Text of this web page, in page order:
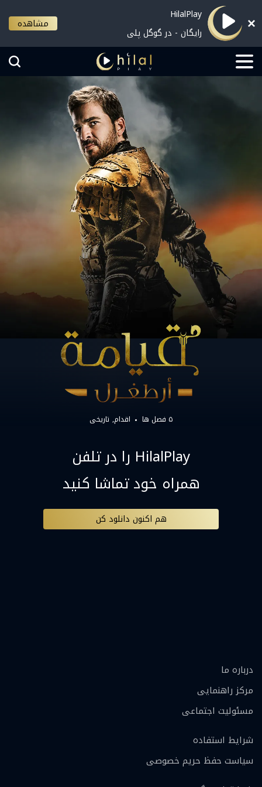
HilalPlay
رایگان - در گوگل پلی
مشاهده
۵ فصل ها اقدام تاریخی
HilalPlay را در تلفن
همراه خود تماشا کنید
هم اکنون دانلود کن
درباره ما
مرکز راهنمایی
مسئولیت اجتماعی
شرایط استفاده
سیاست حفظ حریم خصوصی